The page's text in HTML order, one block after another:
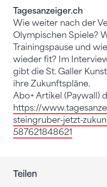
Tagesanzeiger.ch
Wie weiter nach der
Olympischen Spiele?
Trainingspause und
wieder fit? Im
gibt die St. Galler
ihre Zukunftspläne.
Abo+ Artikel (Paywall)
https://
steingruber-jetzt-
587621848621
Teilen